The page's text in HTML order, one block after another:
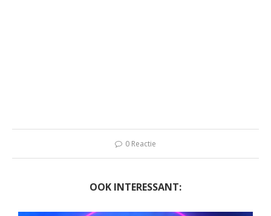
0 Reactie
OOK INTERESSANT: